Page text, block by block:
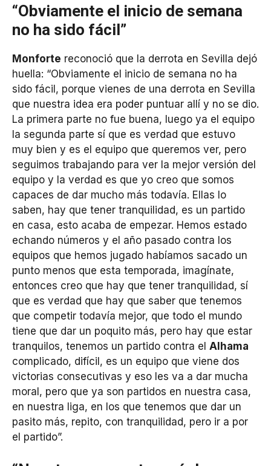
“Obviamente el inicio de semana
no ha sido fácil”
Monforte reconoció que la derrota en Sevilla dejó
huella: “Obviamente el inicio de semana no ha
sido fácil, porque vienes de una derrota en Sevilla
que nuestra idea era poder puntuar allí y no se dio.
La primera parte no fue buena, luego ya el equipo
la segunda parte sí que es verdad que estuvo
muy bien y es el equipo que queremos ver, pero
seguimos trabajando para ver la mejor versión del
equipo y la verdad es que yo creo que somos
capaces de dar mucho más todavía. Ellas lo
saben, hay que tener tranquilidad, es un partido
en casa, esto acaba de empezar. Hemos estado
echando números y el año pasado contra los
equipos que hemos jugado habíamos sacado un
punto menos que esta temporada, imagínate,
entonces creo que hay que tener tranquilidad, sí
que es verdad que hay que saber que tenemos
que competir todavía mejor, que todo el mundo
tiene que dar un poquito más, pero hay que estar
tranquilos, tenemos un partido contra el Alhama
complicado, difícil, es un equipo que viene dos
victorias consecutivas y eso les va a dar mucha
moral, pero que ya son partidos en nuestra casa,
en nuestra liga, en los que tenemos que dar un
pasito más, repito, con tranquilidad, pero ir a por
el partido”.